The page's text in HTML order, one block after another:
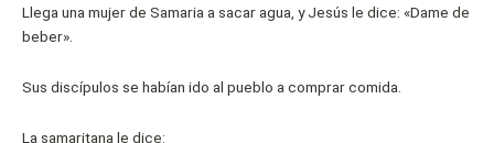
Llega una mujer de Samaria a sacar agua, y Jesús le dice: «Dame de
beber».
Sus discípulos se habían ido al pueblo a comprar comida.
La samaritana le dice: